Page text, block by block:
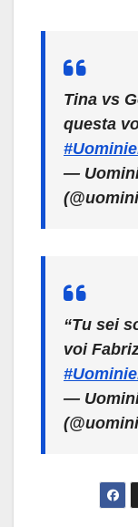
Tina vs
questa
—
“Tu sei
voi
—